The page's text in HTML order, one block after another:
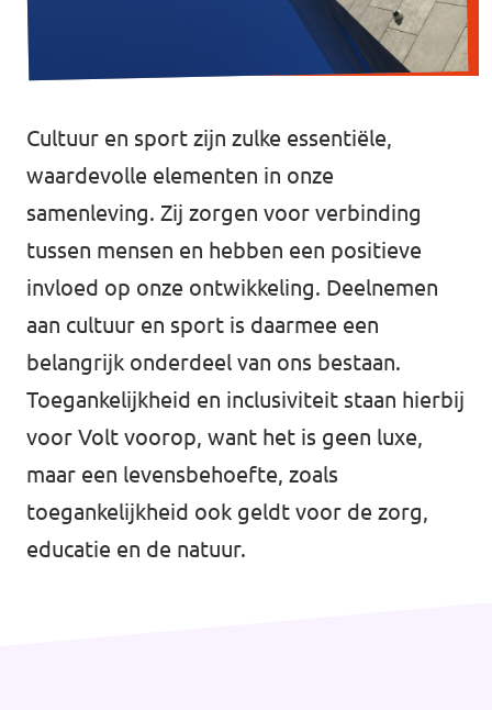
Agenda
Website gemeente Eemsdelta
Website Provinciale Statenfractie
Doe mee!
Cultuur en sport zijn zulke essentiële,
waardevolle elementen in onze
samenleving. Zij zorgen voor verbinding
tussen mensen en hebben een positieve
invloed op onze ontwikkeling. Deelnemen
aan cultuur en sport is daarmee een
belangrijk onderdeel van ons bestaan.
Toegankelijkheid en inclusiviteit staan hierbij
voor Volt voorop, want het is geen luxe,
maar een levensbehoefte, zoals
toegankelijkheid ook geldt voor de zorg,
educatie en de natuur.